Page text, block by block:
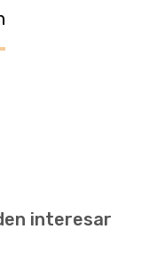
interesar